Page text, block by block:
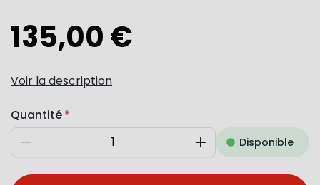
135,00 €
Voir la description
Quantité
Diminuer AugmenterDisponible